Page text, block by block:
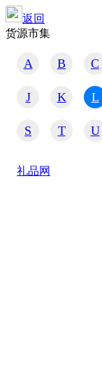
返回
货源市集
A B C
J K L
S T U
礼品网